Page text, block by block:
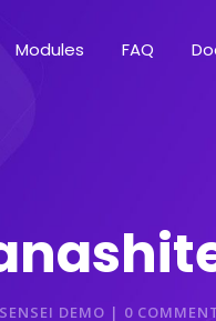
Modules FAQ
SENSEI DEMO | 0